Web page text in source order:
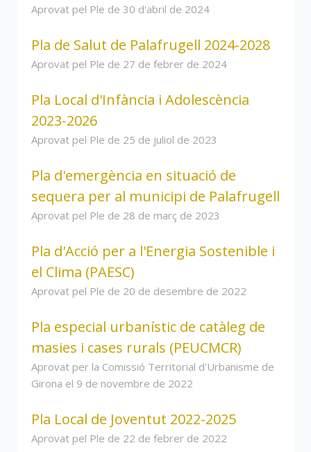
Aprovat pel Ple de 30 d'abril de 2024
Pla de Salut de Palafrugell 2024-2028
Aprovat pel Ple de 27 de febrer de 2024
Pla Local d'Infància i Adolescència
2023-2026
Aprovat pel Ple de 25 de juliol de 2023
Pla d'emergència en situació de
sequera per al municipi de Palafrugell
Aprovat pel Ple de 28 de març de 2023
Pla d'Acció per a l'Energia Sostenible i
el Clima (PAESC)
Aprovat pel Ple de 20 de desembre de 2022
Pla especial urbanístic de catàleg de
masies i cases rurals (PEUCMCR)
Aprovat per la Comissió Territorial d'Urbanisme de
Girona el 9 de novembre de 2022
Pla Local de Joventut 2022-2025
Aprovat pel Ple de 22 de febrer de 2022